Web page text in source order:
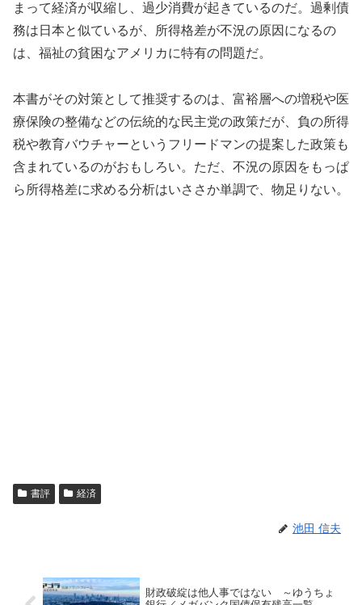
まって経済が収縮し、過少消費が起きているのだ。過剰債
務は日本と似ているが、所得格差が不況の原因になるの
は、福祉の貧困なアメリカに特有の問題だ。
本書がその対策として推奨するのは、富裕層への増税や医
療保険の整備などの伝統的な民主党の政策だが、負の所得
税や教育バウチャーというフリードマンの提案した政策も
含まれているのがおもしろい。ただ、不況の原因をもっぱ
ら所得格差に求める分析はいささか単調で、物足りない。
書評 経済
池田 信夫
財政破綻は他人事ではない ～ゆうちょ